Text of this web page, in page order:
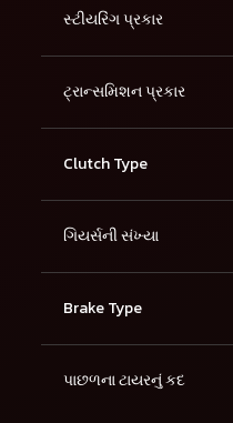
સ્ટીયરિંગ પ્રકાર
ટ્રાન્સમિશન પ્રકાર
Clutch Type
ગિયર્સની સંખ્યા
Brake Type
પાછળના ટાયરનું કદ